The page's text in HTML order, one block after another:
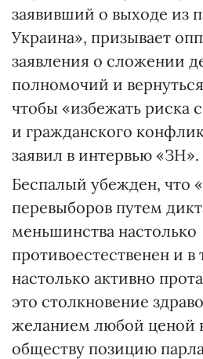
заявивший о выходе из
Украина», призывает
заявления о сложении
полномочий и
чтобы «избежать риска
и гражданского
заявил в интервью «ЗН».
Беспалый убежден, что
перевыборов путем
меньшинства настолько
противоестественен и
настолько активно
это столкновение
желанием любой ценой
обществу позицию